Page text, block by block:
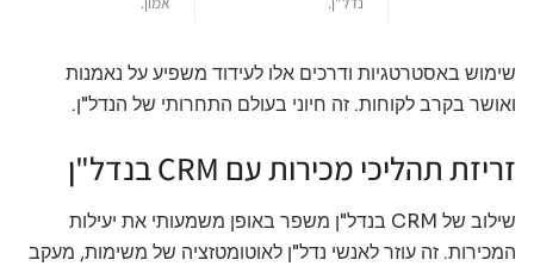
שימוש באסטרטגיות ודרכים אלו לעידוד משפיע על נאמנות
ואושר בקרב לקוחות. זה חיוני בעולם התחרותי של הנדל"ן.
זריזת תהליכי מכירות עם CRM בנדל"ן
שילוב של CRM בנדל"ן משפר באופן משמעותי את יעילות
המכירות. זה עוזר לאנשי נדל"ן לאוטומטזציה של משימות, מעקב